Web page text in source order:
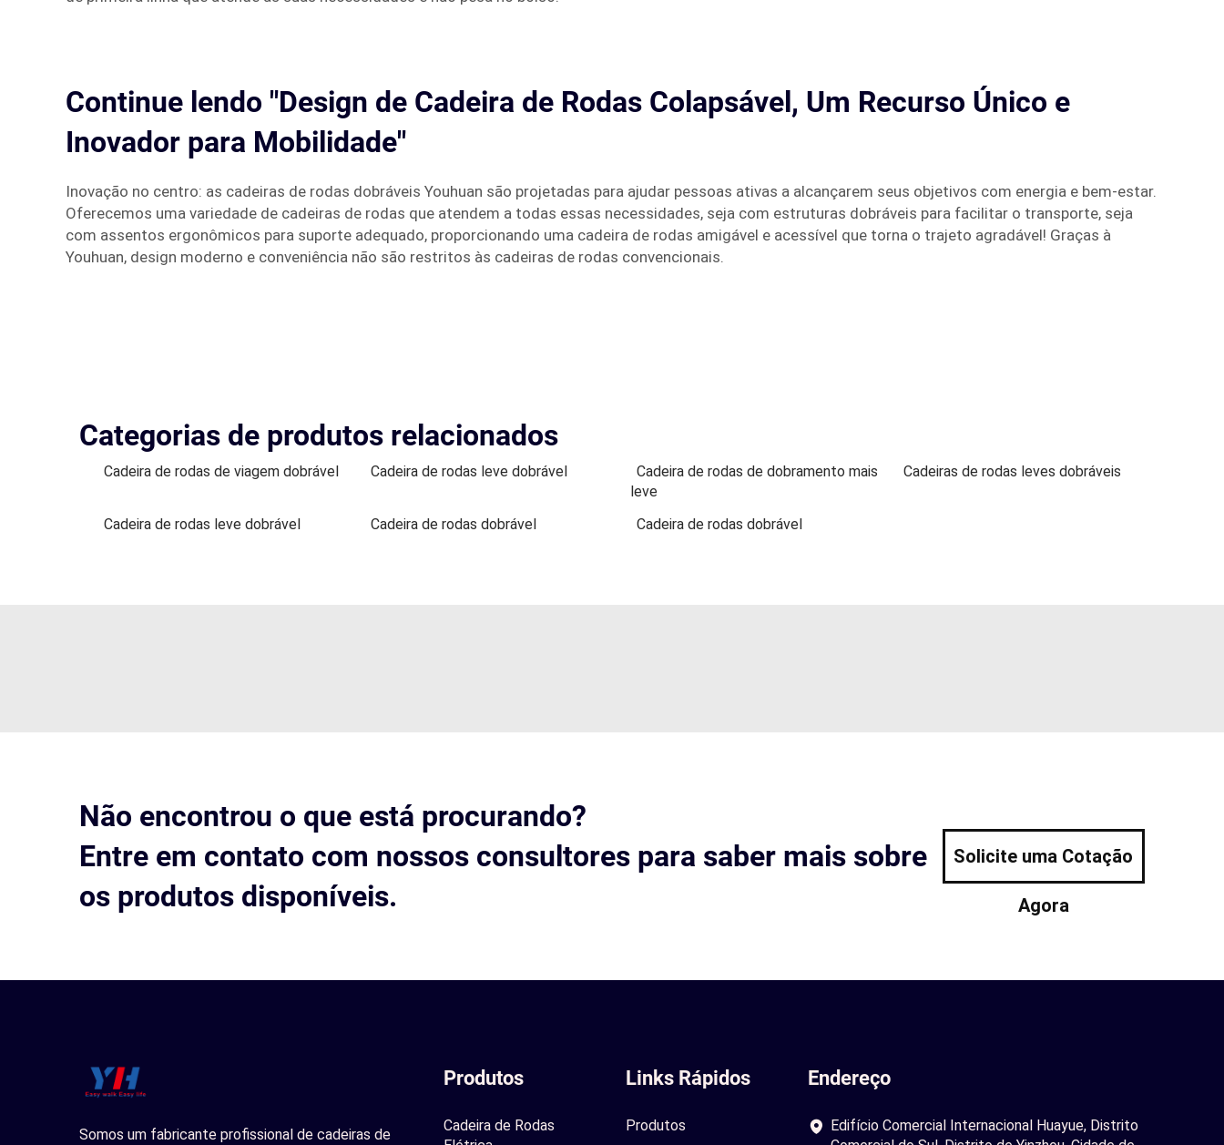
Continue lendo "Design de Cadeira de Rodas Colapsável, Um Recurso Único e
Inovador para Mobilidade"
Inovação no centro: as cadeiras de rodas dobráveis Youhuan são projetadas para ajudar pessoas ativas a alcançarem seus objetivos com energia e bem-estar.
Oferecemos uma variedade de cadeiras de rodas que atendem a todas essas necessidades, seja com estruturas dobráveis para facilitar o transporte, seja
com assentos ergonômicos para suporte adequado, proporcionando uma cadeira de rodas amigável e acessível que torna o trajeto agradável! Graças à
Youhuan, design moderno e conveniência não são restritos às cadeiras de rodas convencionais.
Categorias de produtos relacionados
Cadeira de rodas de viagem dobrável Cadeira de rodas leve dobrável
Cadeira de rodas de dobramento mais
leve
Cadeiras de rodas leves dobráveis
Cadeira de rodas leve dobrável Cadeira de rodas dobrável Cadeira de rodas dobrável
Não encontrou o que está procurando?
Entre em contato com nossos consultores para saber mais sobre
os produtos disponíveis.
Solicite uma Cotação
Agora
Somos um fabricante profissional de cadeiras de
Produtos
Cadeira de Rodas
Links Rápidos
Produtos
Endereço
Edifício Comercial Internacional Huayue, Distrito